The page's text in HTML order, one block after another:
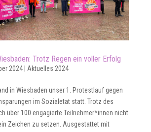
Trotz Regen ein voller Erfolg
2024| Aktuelles 2024
in Wiesbaden unser 1. Protestlauf gegen
im Sozialetat statt. Trotz des
über 100 engagierte Teilnehmer*innen nicht
Zeichen zu setzen. Ausgestattet mit